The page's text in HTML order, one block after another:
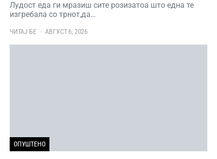
Лудост еда ги мразиш сите розизатоа што една те
изгребала со трнот,да…
ЧИТАЈ БЕ АВГУСТ 6, 2026
ОПУШТЕНО